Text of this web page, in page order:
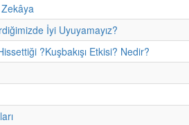
İyi Uyuyamayız?
?Kuşbakışı Etkisi? Nedir?